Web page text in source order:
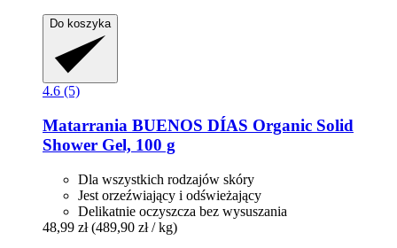
Do koszyka
4.6 (5)
Matarrania BUENOS DÍAS Organic Solid
Shower Gel, 100 g
Dla wszystkich rodzajów skóry
Jest orzeźwiający i odświeżający
Delikatnie oczyszcza bez wysuszania
48,99 zł (489,90 zł / kg)